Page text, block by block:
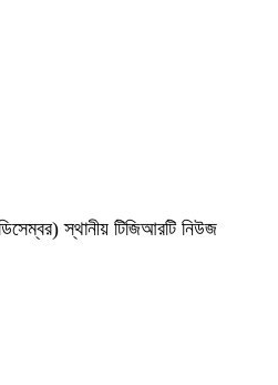
স্থানীয় টিজিআরটি নিউজ